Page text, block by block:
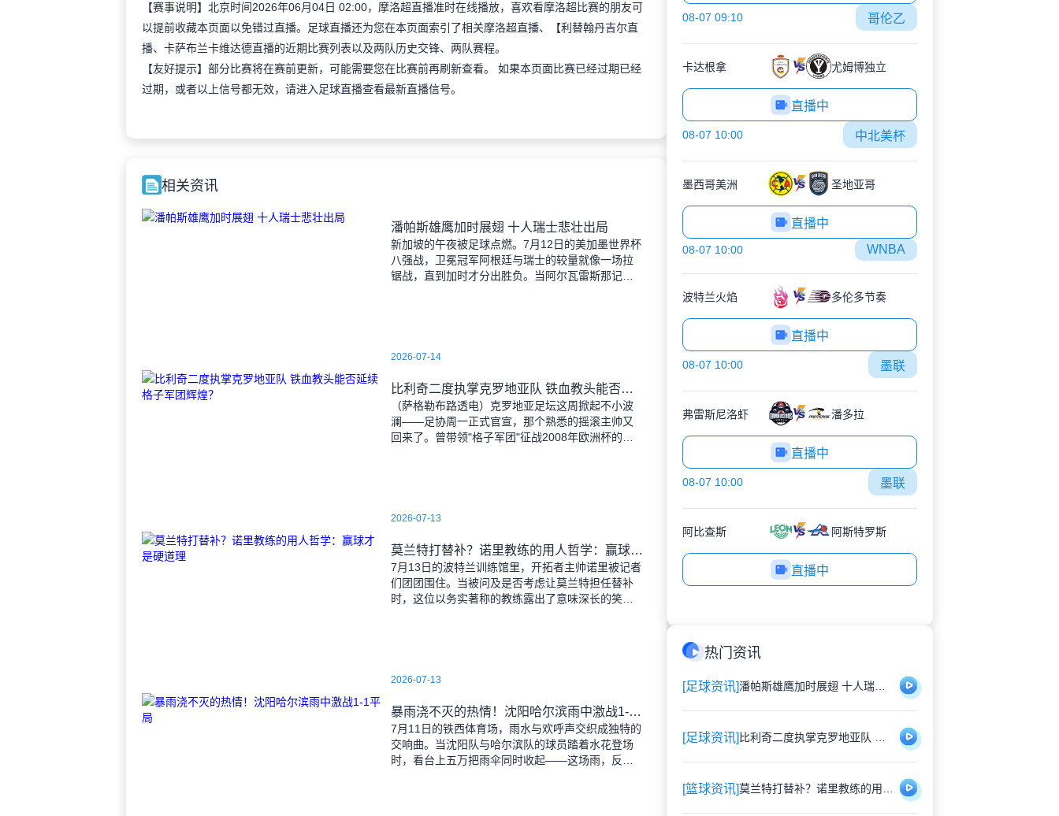
【赛事说明】北京时间2026年06月04日 02:00，摩洛超直播准时在线播放，喜欢看摩洛超比赛的朋友可
以提前收藏本页面以免错过直播。足球直播还为您在本页面索引了相关摩洛超直播、【利替翰丹吉尔直
播、卡萨布兰卡维达德直播的近期比赛列表以及两队历史交锋、两队赛程。
【友好提示】部分比赛将在赛前更新，可能需要您在比赛前再刷新查看。 如果本页面比赛已经过期已经
过期，或者以上信号都无效，请进入足球直播查看最新直播信号。
相关资讯
潘帕斯雄鹰加时展翅 十人瑞士悲壮出局
新加坡的午夜被足球点燃。7月12日的美加墨世界杯
八强战，卫冕冠军阿根廷与瑞士的较量就像一场拉
锯战，直到加时才分出胜负。当阿尔瓦雷斯那记弧
2026-07-14
比利奇二度执掌克罗地亚队 铁血教头能否延续格子军团辉煌？
（萨格勒布路透电）克罗地亚足坛这周掀起不小波
澜——足协周一正式官宣，那个熟悉的摇滚主帅又
回来了。曾带领"格子军团"征战2008年欧洲杯的比
2026-07-13
莫兰特打替补？诺里教练的用人哲学：赢球才是硬道理
7月13日的波特兰训练馆里，开拓者主帅诺里被记者
们团团围住。当被问及是否考虑让莫兰特担任替补
时，这位以务实著称的教练露出了意味深长的笑
2026-07-13
暴雨浇不灭的热情！沈阳哈尔滨雨中激战1-1平局
7月11日的铁西体育场，雨水与欢呼声交织成独特的
交响曲。当沈阳队与哈尔滨队的球员踏着水花登场
时，看台上五万把雨伞同时收起——这场雨，反倒
08-07 09:10 哥伦乙
卡达根拿 尤姆博独立
直播中
08-07 10:00 中北美杯
墨西哥美洲 圣地亚哥
直播中
08-07 10:00 WNBA
波特兰火焰 多伦多节奏
直播中
08-07 10:00 墨联
弗雷斯尼洛虾 潘多拉
直播中
08-07 10:00 墨联
阿比查斯 阿斯特罗斯
直播中
热门资讯
[足球资讯]
[足球资讯]
[篮球资讯]